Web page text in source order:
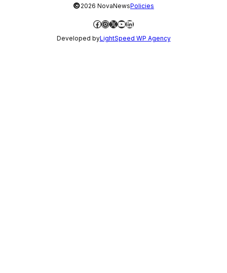
©2026 NovaNewsPolicies
Facebook
Instagram
X YouTube
LinkedIn
Developed byLightSpeed WP Agency